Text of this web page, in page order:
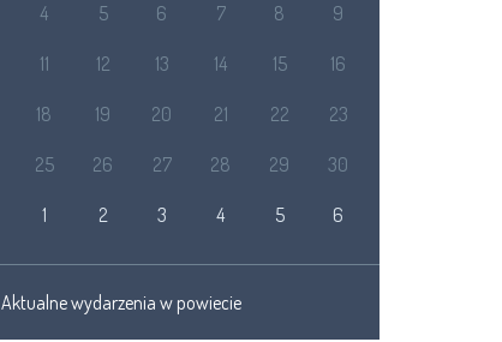
4 5 6 7 8 9
11 12 13 14 15 16
18 19 20 21 22 23
25 26 27 28 29 30
1 2 3 4 5 6
Aktualne wydarzenia w powiecie